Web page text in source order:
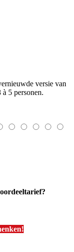
versie van
5 personen.